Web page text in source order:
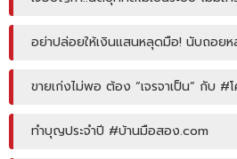
อย่าปล่อยให้เงินแสนหลุดมือ! นับถอย
ขายเก่งไม่พอ ต้อง “เจรจาเป็น” กับ #
ทำบุญประจำปี #บ้านมือสอง.com